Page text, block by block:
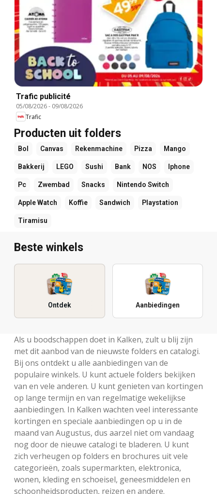
Trafic publicité
05/08/2026- 09/08/2026
Trafic
Producten uit folders
Bol Canvas Rekenmachine Pizza Mango
Bakkerij LEGO Sushi Bank NOS Iphone
Pc Zwembad Snacks Nintendo Switch
Apple Watch Koffie Sandwich Playstation
Tiramisu
Beste winkels
Ontdek Aanbiedingen
Als u boodschappen doet in Kalken, zult u blij zijn
met dit aanbod van de nieuwste folders en catalogi.
Bij ons ontdekt u alle aanbiedingen van de
populaire winkels. U kunt actuele folders bekijken
van en vele anderen. U kunt genieten van kortingen
op lange termijn en van regelmatige wekelijkse
aanbiedingen. In Kalken wachten veel interessante
kortingen en speciale aanbiedingen op u in de
maand van Augustus, dus aarzel niet om vandaag
nog door de nieuwe catalogi te bladeren. U kunt
zich verheugen op folders en brochures uit vele
categorieën, zoals supermarkten, elektronica,
wonen, kleding en schoeisel, geneesmiddelen en
schoonheidsproducten, reizen en andere.